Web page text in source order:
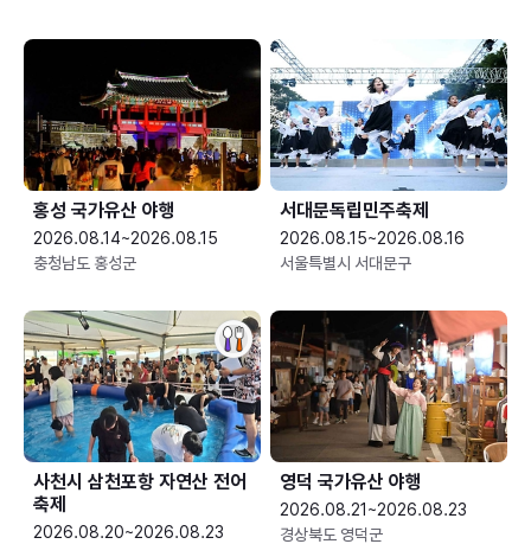
홍성 국가유산 야행
2026.08.14~2026.08.15
충청남도 홍성군
서대문독립민주축제
2026.08.15~2026.08.16
서울특별시 서대문구
사천시 삼천포항 자연산 전어
축제
2026.08.20~2026.08.23
영덕 국가유산 야행
2026.08.21~2026.08.23
경상북도 영덕군